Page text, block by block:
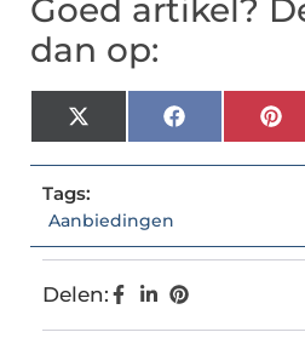
Goed artikel?
dan op:
X
(Twitter)
Facebook
Tags:
Aanbiedingen
Delen: